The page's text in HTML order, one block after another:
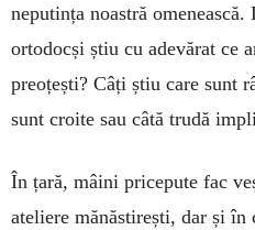
neputința noastră
ortodocși știu cu adevărat ce
preoțești? Câți știu care sunt
sunt croite sau câtă trudă
În țară, mâini pricepute fac
ateliere mănăstirești, dar și